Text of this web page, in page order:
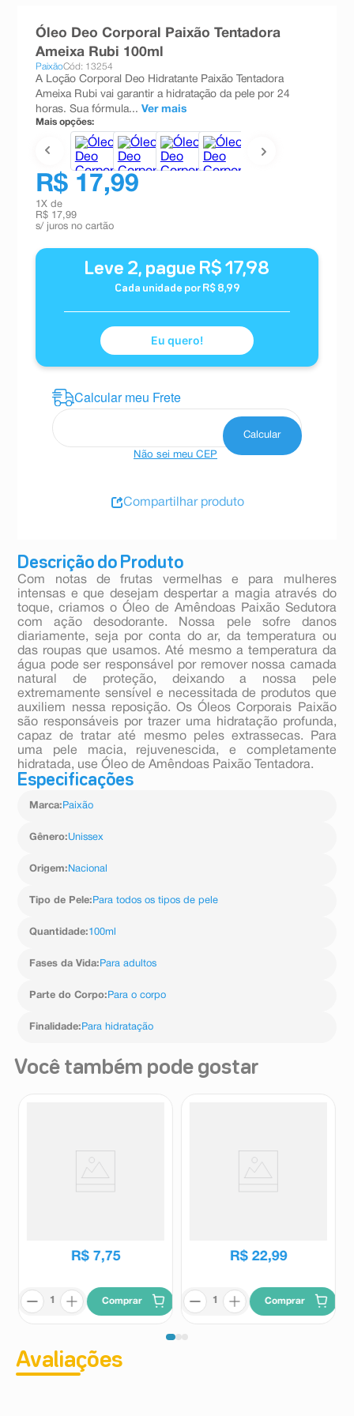
Descrição do Produto
Com notas de frutas vermelhas e para mulheres
intensas e que desejam despertar a magia através do
toque, criamos o Óleo de Amêndoas Paixão Sedutora
com ação desodorante. Nossa pele sofre danos
diariamente, seja por conta do ar, da temperatura ou
das roupas que usamos. Até mesmo a temperatura da
água pode ser responsável por remover nossa camada
natural de proteção, deixando a nossa pele
extremamente sensível e necessitada de produtos que
auxiliem nessa reposição. Os Óleos Corporais Paixão
são responsáveis por trazer uma hidratação profunda,
capaz de tratar até mesmo peles extrassecas. Para
uma pele macia, rejuvenescida, e completamente
hidratada, use Óleo de Amêndoas Paixão Tentadora.
Especificações
Marca: Paixão
Gênero:Unissex
Origem: Nacional
Tipo de Pele: Para todos os tipos de pele
Quantidade:100ml
Fases da Vida: Para adultos
Parte do Corpo: Para o corpo
Finalidade: Para hidratação
Óleo Deo Corporal Paixão Tentadora
Ameixa Rubi 100ml
PaixãoCód: 13254
A Loção Corporal Deo Hidratante Paixão Tentadora
Ameixa Rubi vai garantir a hidratação da pele por 24
horas. Sua fórmula... Ver mais
Mais opções:
R$ 17,99
1 X de
R$ 17,99
s/ juros no cartão
Leve 2, pague R$ 17,98
Cada unidade por R$ 8,99
Eu quero!
Não sei meu CEP
Compartilhar produto
Você também pode gostar
R$ 7,75
Comprar
R$ 22,99
Comprar
Avaliações
teste gravidez
10ºesmalte